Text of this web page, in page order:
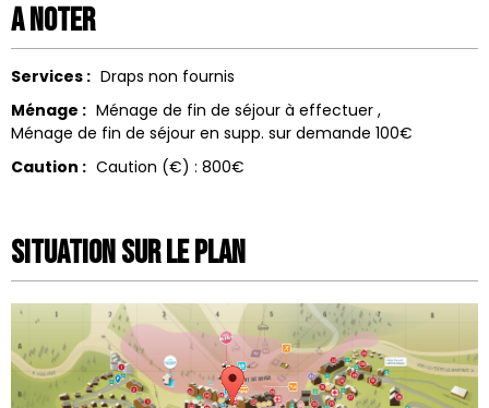
A noter
Services : Draps non fournis
Ménage : Ménage de fin de séjour à effectuer
Ménage de fin de séjour en supp. sur demande 100€
Caution : Caution (€) : 800€
Situation sur le Plan